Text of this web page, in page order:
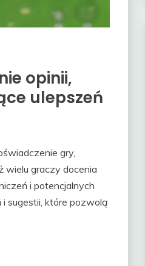
opinii,
ulepszeń
gry,
wielu graczy docenia
i potencjalnych
sugestii, które pozwolą